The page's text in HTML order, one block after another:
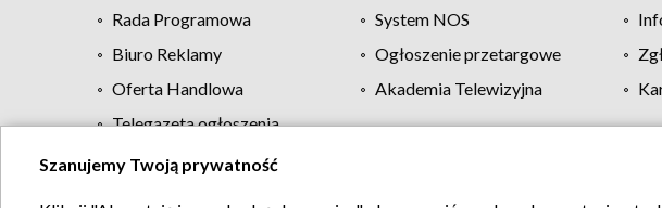
Rada Programowa
System NOS
Biuro Reklamy
Ogłoszenie przetargowe
Oferta Handlowa
Akademia Telewizyjna
Telegazeta ogłoszenia
Regulamin TVP Polityka prywatności
Szanujemy Twoją prywatność